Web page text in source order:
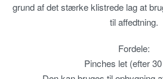
grund af det stærke klistrede lag at
til affedtning.
Fordele:
Pinches let (efter